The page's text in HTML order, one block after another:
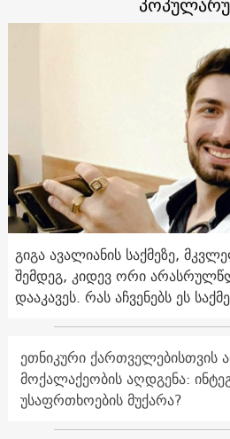
გიგა ავალიანის საქმეზე,
შემდეგ, კიდევ ორი
დააკავეს. რას აჩვენებს ეს საქმე
ეთნიკური ქართველებისთვის
მოქალაქეობის აღდგენა:
უსაფრთხოების მუქარა?